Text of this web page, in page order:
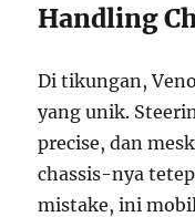
Handling
Di tikungan,
yang unik.
precise, dan
chassis-nya
mistake, ini